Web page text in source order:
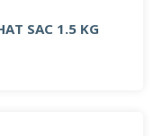
SAC 1.5 KG